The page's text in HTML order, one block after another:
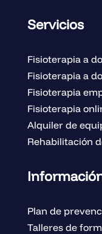
Servicios
Fisioterapia a
Fisioterapia a
Fisioterapia
Fisioterapia
Alquiler de
Rehabilitación
Plan de
Talleres de